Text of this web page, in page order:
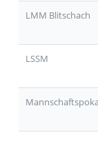
LMM Blitschach
LSSM